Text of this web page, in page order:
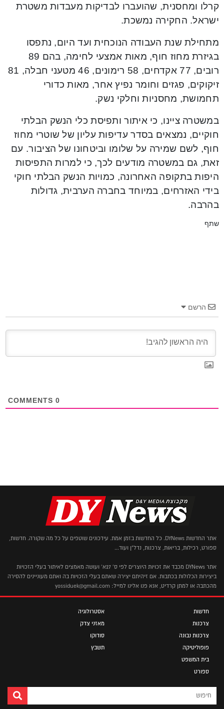
קרלו ומחסנית, שהועברו לבדיקות מעבדות משטרת
ישראל. החקירה נמשכת.
מתחילת שנת העבודה הנוכחית ועד היום, נתפסו
בגיזרת מחוז חוף, מאות אמצעי לחימה, בהם 89
רובים, 77 אקדחים, 58 רימונים, 46 מטעני חבלה, 81
זיקוקים, פגזים וחומר נפיץ אחר, מאות כדורי
תחמושת, מחסניות וחלקי נשק.
במשטרה ציינו, כי איתור ותפיסת כלי הנשק הבלתי
חוקיים, נמצאים בסדר עדיפות עליון של שוטרי מחוז
חוף, לשם שמירה על שלומו וביטחונו של הציבור. עם
זאת, גם במשטרה מודעים לכך, כי למרות התפיסות
היפות בתקופה האחרונה, כמויות הנשק הבלתי חוקי
בידי האזרחים, במיוחד בחברה הערבית, גדולות
בהרבה.
שתף
הרשם
0
אתר החדשות DYNews. כל החדשות בזמן אמת. עידכונים שוטפים על כל מה שקורה. חדשות,
ספורט, רכילות, בריאות, צרכנות, נדל"ן ועוד...
אתר DYNews מכבד את זכויות היוצרים לפי ס' 27א' ועושה מאמצים לאיתור בעלי הזכויות
ביצירות הכלולות בכתבות. אם זיהיתם יצירה שאתם בעלי הזכויות בה ואתם מעוניינים להסירה
מהכתבה או למתן קרדיט, אנא פנו אלינו למייל: yossiduek@gmail.com
חדשות
צרכנות
צרכנות נבונה
פופוליטיקה
בית המשפט
ספורט
אסטרולוגיה
מאזני צדק
סודוקו
תשבץ